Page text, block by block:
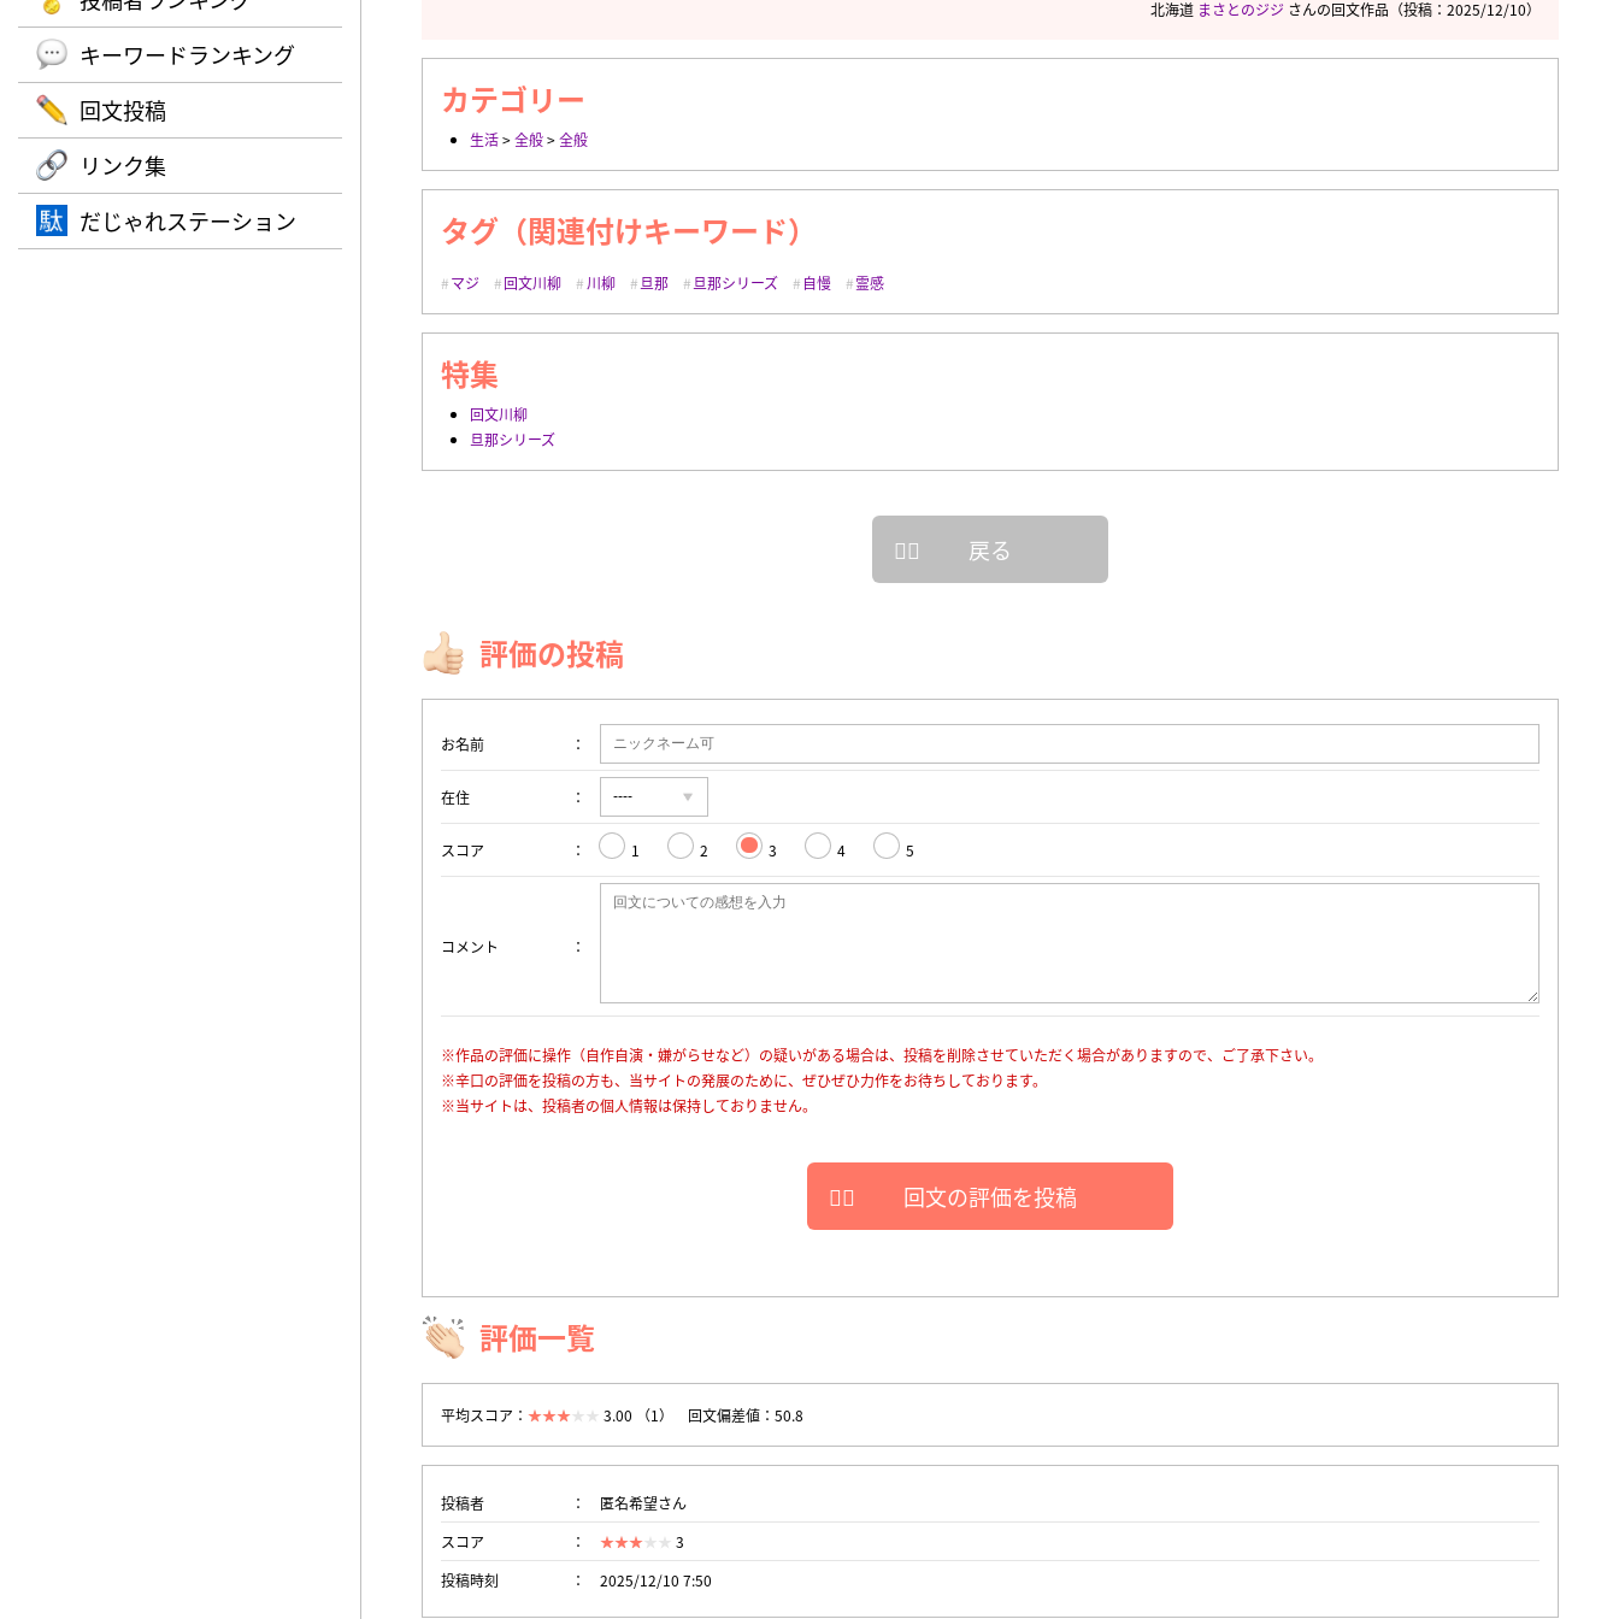
キーワードランキング
回文投稿
リンク集
だじゃれステーション
北海道 まさとのジジ さんの回文作品 （投稿：2025/12/10）
カテゴリー
生活>全般>全般
タグ（関連付けキーワード）
マジ 回文川柳 川柳 旦那 旦那シリーズ 自慢 霊感
特集
回文川柳
旦那シリーズ
戻る
評価の投稿
お名前
在住
スコア 1 2 3 4 5
コメント
※作品の評価に操作（自作自演・嫌がらせなど）の疑いがある場合は、投稿を削除させていただく場合がありますので、ご了承下さい。
※辛口の評価を投稿の方も、当サイトの発展のために、ぜひぜひ力作をお待ちしております。
※当サイトは、投稿者の個人情報は保持しておりません。
回文の評価を投稿
評価一覧
平均スコア： 3.00 （1） 回文偏差値：50.8
投稿者
匿名希望さん
スコア
3
投稿時刻
2025/12/10 7:50